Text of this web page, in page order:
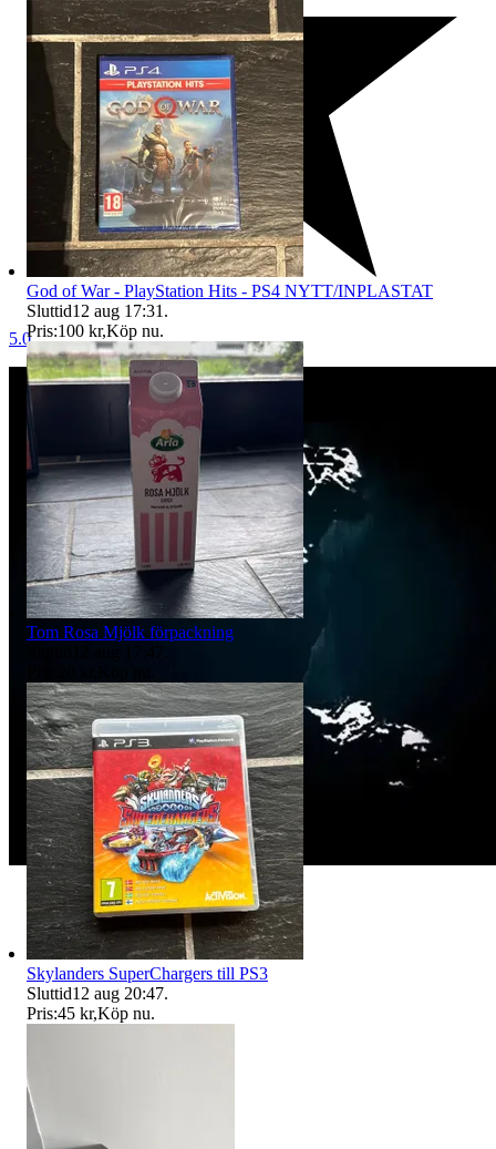
5.0
God of War - PlayStation Hits - PS4 NYTT/INPLASTAT
Sluttid12 aug 17:31 .
Pris:100 kr,Köp nu.
Tom Rosa Mjölk förpackning
Skylanders SuperChargers till PS3
Sluttid12 aug 20:47.
Pris:45 kr,Köp nu.